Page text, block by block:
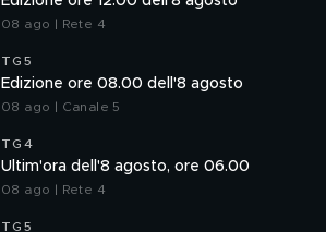
08 ago | Rete 4
TG5
Edizione ore 08.00 dell'8 agosto
08 ago | Canale 5
TG4
Ultim'ora dell'8 agosto, ore 06.00
08 ago | Rete 4
TG5